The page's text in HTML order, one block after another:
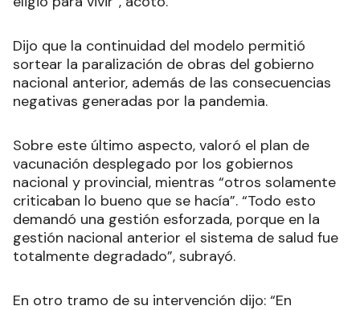
Dijo que la continuidad del modelo permitió
sortear la paralización de obras del gobierno
nacional anterior, además de las consecuencias
negativas generadas por la pandemia.
Sobre este último aspecto, valoró el plan de
vacunación desplegado por los gobiernos
nacional y provincial, mientras “otros solamente
criticaban lo bueno que se hacía”. “Todo esto
demandó una gestión esforzada, porque en la
gestión nacional anterior el sistema de salud fue
totalmente degradado”, subrayó.
En otro tramo de su intervención dijo: “En